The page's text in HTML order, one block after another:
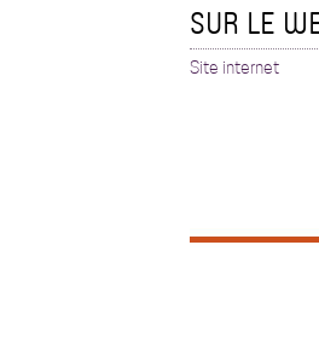
SUR LE
Site internet